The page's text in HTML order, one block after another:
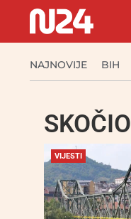
NAJNOVIJE BIH
SKOČIO
VIJESTI